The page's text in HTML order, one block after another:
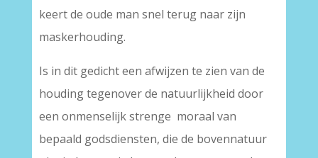
keert de oude man snel terug naar zijn
maskerhouding.
Is in dit gedicht een afwijzen te zien van de
houding tegenover de natuurlijkheid door
een onmenselijk strenge moraal van
bepaald godsdiensten, die de bovennatuur